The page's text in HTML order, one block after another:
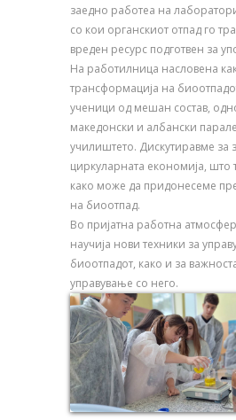
заедно работеа на
со кои органскиот отпад го
вреден ресурс подготвен за
На работилница насловена
трансформација на
ученици од мешан состав,
македонски и албански
училиштето. Дискутиравме за
циркуларната економија, што
како може да придонесеме
на биоотпад.
Во пријатна работна
научија нови техники за
биоотпадот, како и за
управување со него.